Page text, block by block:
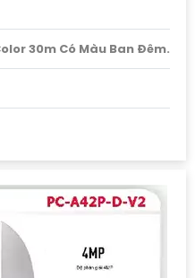
30m Có Màu Ban Ðêm.